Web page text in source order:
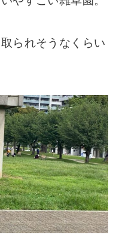
られそうなくらい